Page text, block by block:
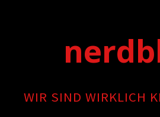
WIR SIND WIRKLICH